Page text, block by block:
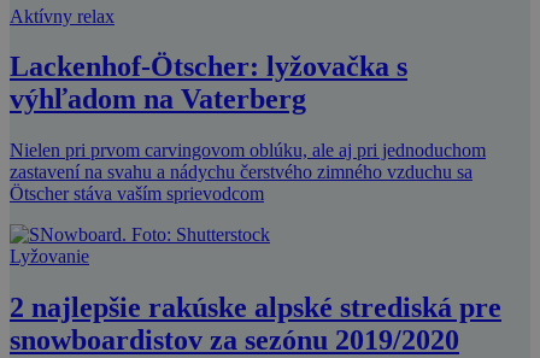
Aktívny relax
Lackenhof-Ötscher: lyžovačka s
výhľadom na Vaterberg
Nielen pri prvom carvingovom oblúku, ale aj pri jednoduchom
zastavení na svahu a nádychu čerstvého zimného vzduchu sa
Ötscher stáva vaším sprievodcom
Lyžovanie
2 najlepšie rakúske alpské strediská pre
snowboardistov za sezónu 2019/2020